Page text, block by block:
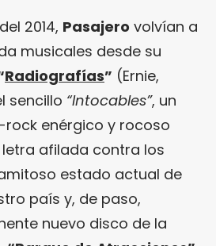
2014, Pasajero volvían a
musicales desde su
Radiografías” (Ernie,
sencillo “Intocables”, un
enérgico y rocoso
afilada contra los
estado actual de
país y, de paso,
nuevo disco de la